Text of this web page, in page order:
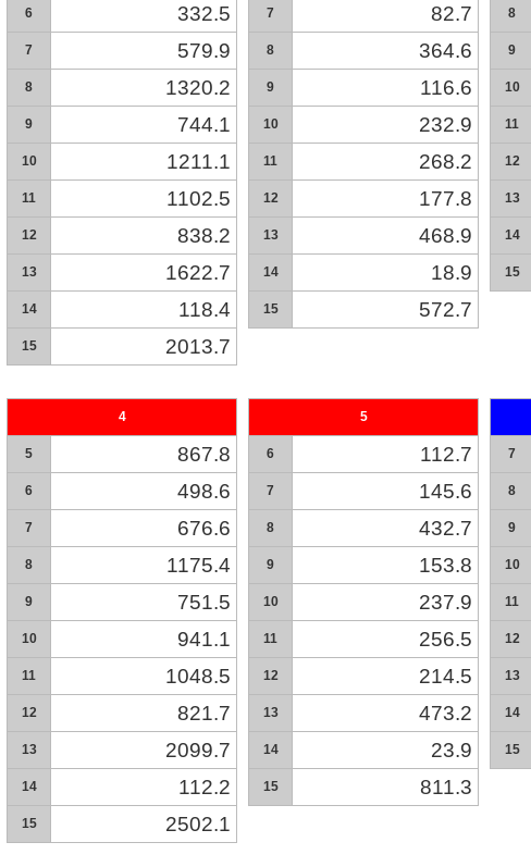
6 332.5
7 579.9
8 1320.2
9 744.1
10 1211.1
11 1102.5
12 838.2
13 1622.7
14 118.4
15 2013.7
7 82.7
8 364.6
9 116.6
10 232.9
11 268.2
12 177.8
13 468.9
14 18.9
15 572.7
8
9
10
11
12
13
14
15
4
5 867.8
6 498.6
7 676.6
8 1175.4
9 751.5
10 941.1
11 1048.5
12 821.7
13 2099.7
14 112.2
15 2502.1
5
6 112.7
7 145.6
8 432.7
9 153.8
10 237.9
11 256.5
12 214.5
13 473.2
14 23.9
15 811.3
7
8
9
10
11
12
13
14
15